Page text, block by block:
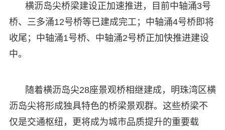
横沥岛尖桥梁建设正加速推进，目前中轴涌3号
桥、三多涌12号桥等已建成完工；中轴涌4号桥即将
收尾；中轴涌1号桥、中轴涌2号桥正加快推进建设
中。
随着横沥岛尖28座景观桥相继建成，明珠湾区横
沥岛尖将形成独具特色的桥梁景观群。这些桥梁不
仅是交通枢纽，更将成为城市品质提升的重要载